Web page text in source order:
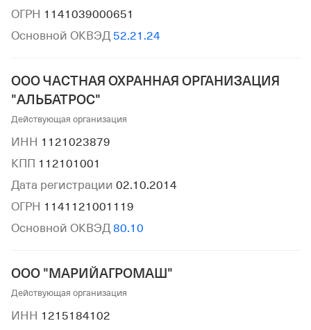
ОГРН 1141039000651
Основной ОКВЭД 52.21.24
ООО ЧАСТНАЯ ОХРАННАЯ ОРГАНИЗАЦИЯ
"АЛЬБАТРОС"
Действующая организация
ИНН 1121023879
КПП 112101001
Дата регистрации 02.10.2014
ОГРН 1141121001119
Основной ОКВЭД 80.10
ООО "МАРИЙАГРОМАШ"
Действующая организация
ИНН 1215184102